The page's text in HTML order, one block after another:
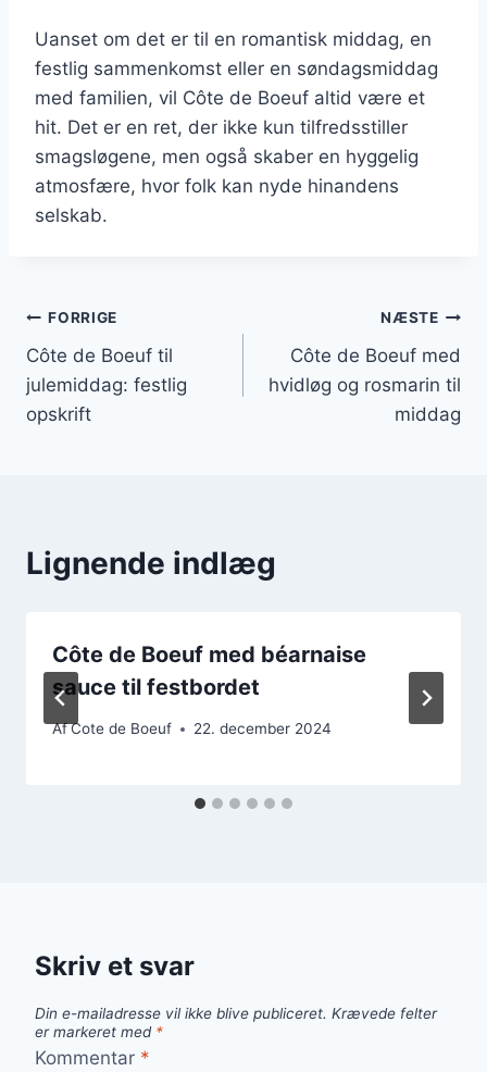
Uanset om det er til en romantisk middag, en
festlig sammenkomst eller en søndagsmiddag
med familien, vil Côte de Boeuf altid være et
hit. Det er en ret, der ikke kun tilfredsstiller
smagsløgene, men også skaber en hyggelig
atmosfære, hvor folk kan nyde hinandens
selskab.
Indlægsnavigation
FORRIGE
Côte de Boeuf til
julemiddag: festlig
opskrift
NÆSTE
Côte de Boeuf med
hvidløg og rosmarin til
middag
Lignende indlæg
Côte de Boeuf med béarnaise
sauce til festbordet
AfCote de Boeuf 22. december 2024
Skriv et svar
Din e-mailadresse vil ikke blive publiceret. Krævede felter
er markeret med *
Kommentar *